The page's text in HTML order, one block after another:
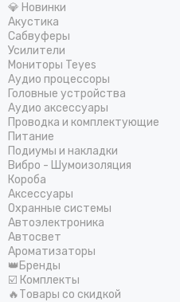
💎 Новинки
Акустика
Сабвуферы
Усилители
Мониторы Teyes
Аудио процессоры
Головные устройства
Аудио аксессуары
Проводка и комплектующие
Питание
Подиумы и накладки
Вибро - Шумоизоляция
Короба
Аксессуары
Охранные системы
Автоэлектроника
Автосвет
Ароматизаторы
👑Бренды
☑️ Комплекты
🔥Товары со скидкой